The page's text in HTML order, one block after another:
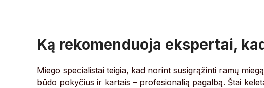
Ką rekomenduoja ekspertai,
Miego specialistai teigia, kad norint susigrąžinti ramų
būdo pokyčius ir kartais – profesionalią pagalbą. Štai